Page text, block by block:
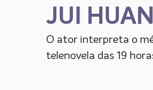
JUI
O ator interpreta o
telenovela das 19